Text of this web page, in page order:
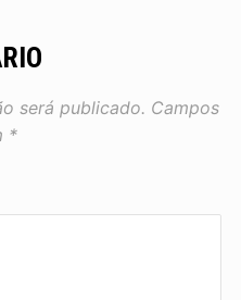
será publicado. Campos
*